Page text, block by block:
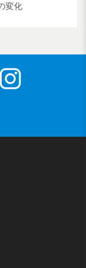
変化